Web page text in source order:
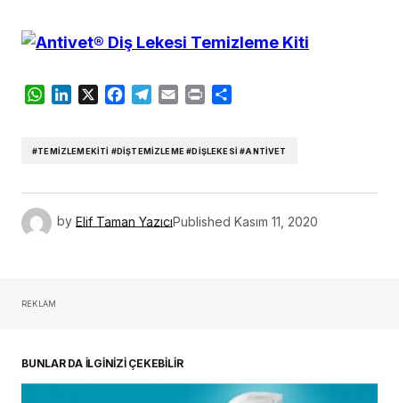
WhatsApp
LinkedIn
X Facebook
Telegram
Email Print
#TEMIZLEMEKITI #DIŞTEMIZLEME #DIŞLEKESI #ANTIVET
by Elif Taman YazıcıPublished Kasım 11, 2020
REKLAM
BUNLAR DA İLGİNİZİ ÇEKEBİLİR